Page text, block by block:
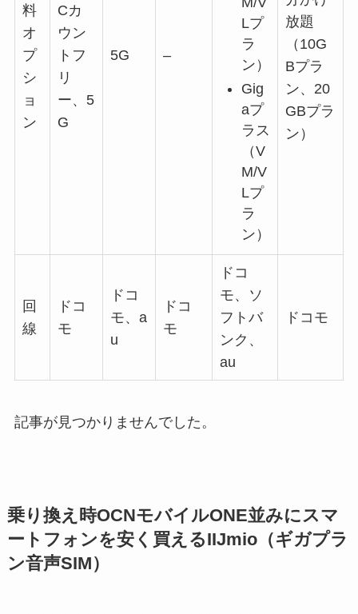
料
オ
プ
シ
ョ
ン
Cカ
ウン
トフ
リ
ー、5
G
5G –
Lプ
ラ
ン）
Gig
aプ
ラス
（V
M/V
Lプ
ラ
ン）
放題
（10G
Bプラ
ン、20
GBプラ
ン）
回
線
ドコ
モ
ドコ
モ、a
u
ドコ
モ
ドコ
モ、ソ
フトバ
ンク、
au
ドコモ
記事が見つかりませんでした。
乗り換え時OCNモバイルONE並みにスマ
ートフォンを安く買えるIIJmio（ギガプラ
ン音声SIM）